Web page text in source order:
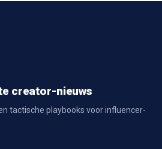
creator-nieuws
tactische playbooks voor influencer-